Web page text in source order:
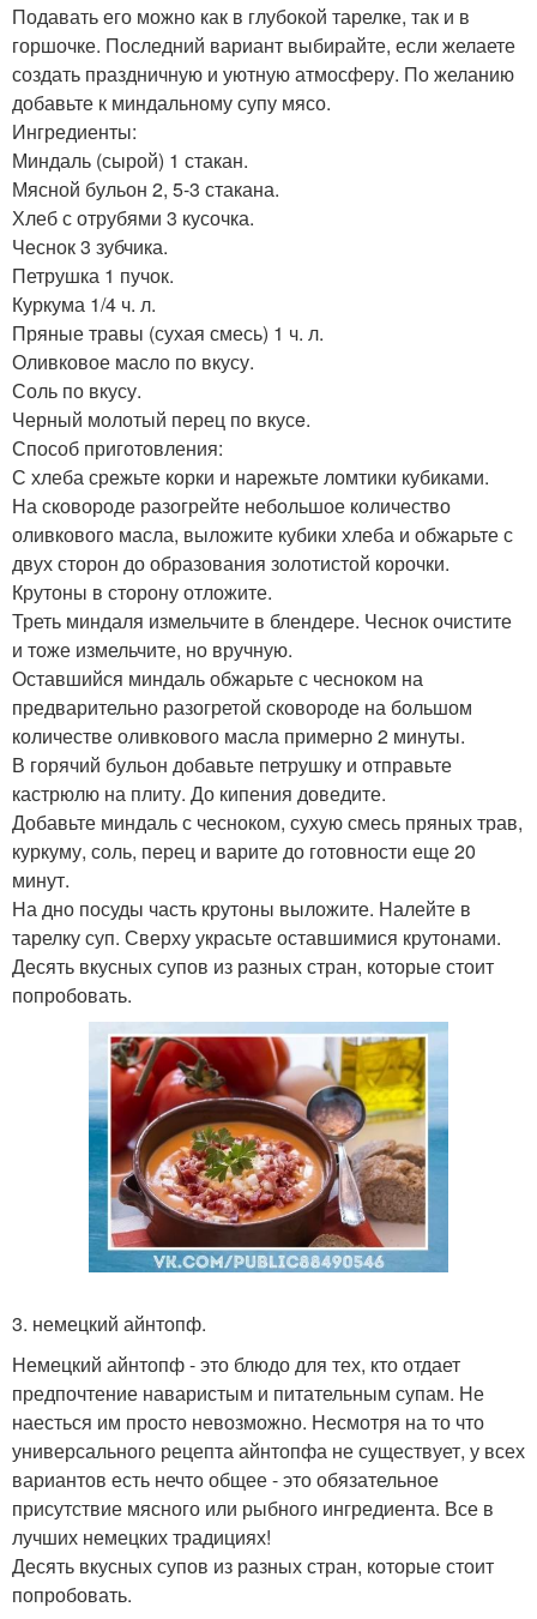
Подавать его можно как в глубокой тарелке, так и в
горшочке. Последний вариант выбирайте, если желаете
создать праздничную и уютную атмосферу. По желанию
добавьте к миндальному супу мясо.
Ингредиенты:
Миндаль (сырой) 1 стакан.
Мясной бульон 2, 5-3 стакана.
Хлеб с отрубями 3 кусочка.
Чеснок 3 зубчика.
Петрушка 1 пучок.
Куркума 1/4 ч. л.
Пряные травы (сухая смесь) 1 ч. л.
Оливковое масло по вкусу.
Соль по вкусу.
Черный молотый перец по вкусe.
Способ приготовления:
С хлеба срежьте корки и нарежьте ломтики кубиками.
На сковороде разогрейте небольшое количество
оливкового масла, выложите кубики хлеба и обжарьте с
двух сторон до образования золотистой корочки.
Крутоны в сторону отложите.
Треть миндаля измельчите в блендере. Чеснок очистите
и тоже измельчите, но вручную.
Оставшийся миндаль обжарьте с чесноком на
предварительно разогретой сковороде на большом
количестве оливкового масла примерно 2 минуты.
В горячий бульон добавьте петрушку и отправьте
кастрюлю на плиту. До кипения доведите.
Добавьте миндаль с чесноком, сухую смесь пряных трав,
куркуму, соль, перец и варите до готовности еще 20
минут.
На дно посуды часть крутоны выложите. Налейте в
тарелку суп. Сверху украсьте оставшимися крутонами.
Десять вкусных супов из разных стран, которые стоит
попробовать.
3. немецкий айнтопф.
Немецкий айнтопф - это блюдо для тех, кто отдает
предпочтение наваристым и питательным супам. Не
наесться им просто невозможно. Несмотря на то что
универсального рецепта айнтопфа не существует, у всех
вариантов есть нечто общее - это обязательное
присутствие мясного или рыбного ингредиента. Все в
лучших немецких традициях!
Десять вкусных супов из разных стран, которые стоит
попробовать.